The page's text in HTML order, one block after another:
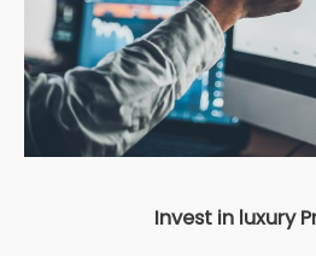
Invest in luxury